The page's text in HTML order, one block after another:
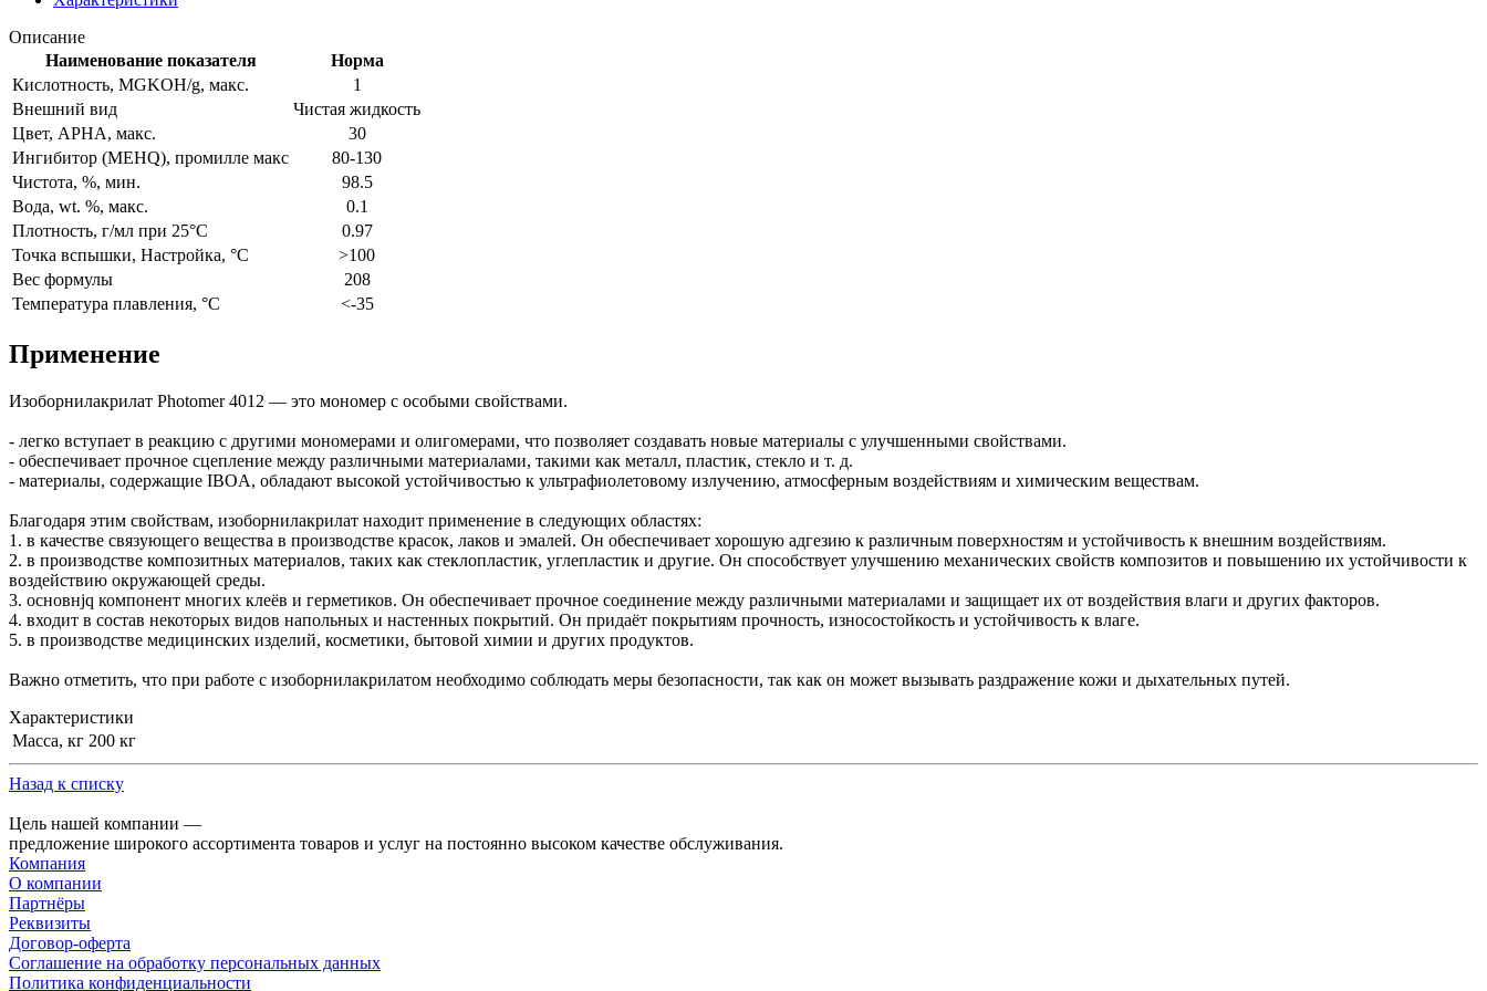
Описание
Наименование показателя
Норма
Кислотность, MGKOH/g, макс.
1
Внешний вид
Чистая жидкость
Цвет, APHA, макс.
30
Ингибитор (MEHQ), промилле макс
80-130
Чистота, %, мин.
98.5
Вода, wt. %, макс.
0.1
Плотность, г/мл при 25°C
0.97
Точка вспышки, Настройка, °C
>100
Вес формулы
208
Температура плавления, °C
<-35
Применение
Изоборнилакрилат Photomer 4012 — это мономер c особыми свойствами.
- легко вступает в реакцию с другими мономерами и олигомерами, что позволяет создавать новые материалы с улучшенными свойствами.
- обеспечивает прочное сцепление между различными материалами, такими как металл, пластик, стекло и т. д.
- материалы, содержащие IBOA, обладают высокой устойчивостью к ультрафиолетовому излучению, атмосферным воздействиям и химическим веществам.
Благодаря этим свойствам, изоборнилакрилат находит применение в следующих областях:
1. в качестве связующего вещества в производстве красок, лаков и эмалей. Он обеспечивает хорошую адгезию к различным поверхностям и устойчивость к внешним воздействиям.
2. в производстве композитных материалов, таких как стеклопластик, углепластик и другие. Он способствует улучшению механических свойств композитов и повышению их устойчивости к
воздействию окружающей среды.
3. основнjq компонент многих клеёв и герметиков. Он обеспечивает прочное соединение между различными материалами и защищает их от воздействия влаги и других факторов.
4. входит в состав некоторых видов напольных и настенных покрытий. Он придаёт покрытиям прочность, износостойкость и устойчивость к влаге.
5. в производстве медицинских изделий, косметики, бытовой химии и других продуктов.
Важно отметить, что при работе с изоборнилакрилатом необходимо соблюдать меры безопасности, так как он может вызывать раздражение кожи и дыхательных путей.
Характеристики
Масса, кг 200 кг
Назад к списку
Цель нашей компании —
предложение широкого ассортимента товаров и услуг на постоянно высоком качестве обслуживания.
Компания
О компании
Партнёры
Реквизиты
Договор-оферта
Соглашение на обработку персональных данных
Политика конфиденциальности